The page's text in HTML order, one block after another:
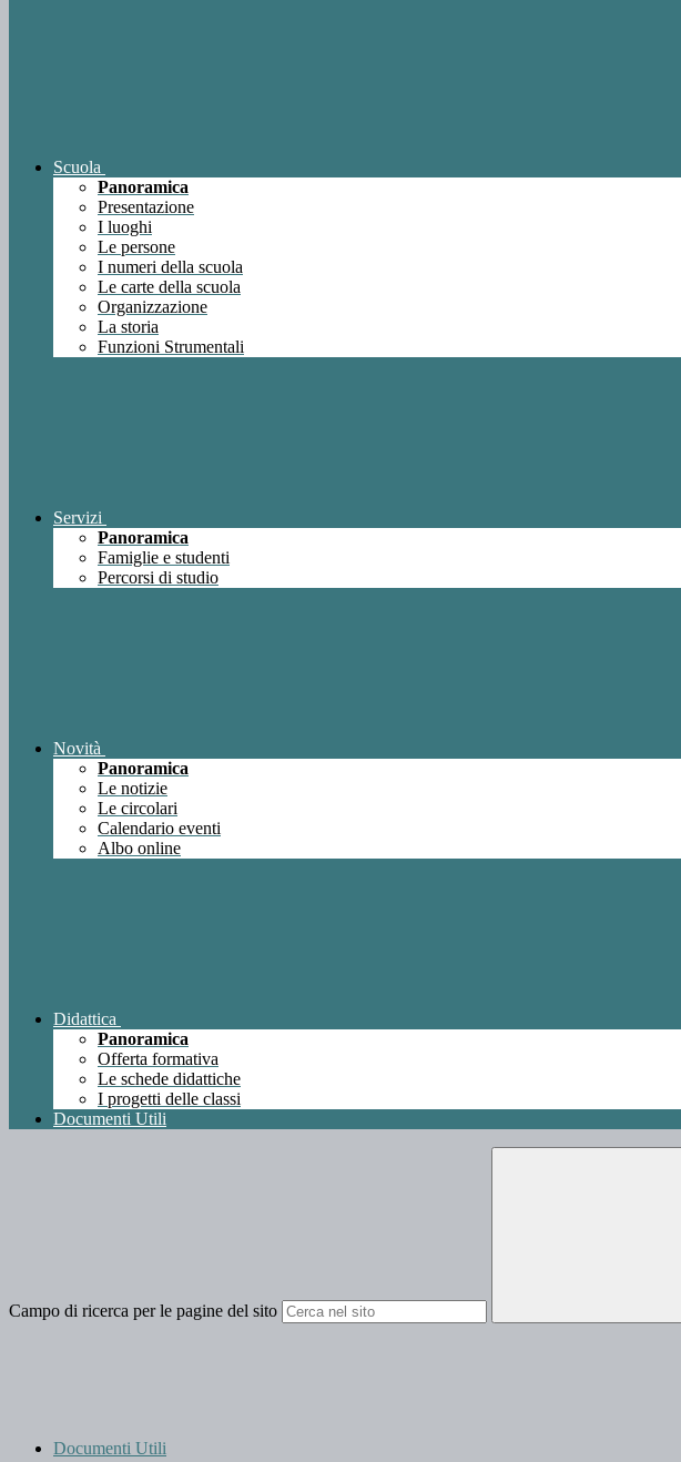
Scuola
Panoramica
Presentazione
I luoghi
Le persone
I numeri della scuola
Le carte della scuola
Organizzazione
La storia
Funzioni Strumentali
Servizi
Panoramica
Famiglie e studenti
Percorsi di studio
Novità
Panoramica
Le notizie
Le circolari
Calendario eventi
Albo online
Didattica
Panoramica
Offerta formativa
Le schede didattiche
I progetti delle classi
Documenti Utili
Campo di ricerca per le pagine del sito
Documenti Utili